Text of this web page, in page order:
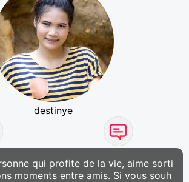
destinye
qui profite de la vie, aime sorti
moments entre amis. Si vous souh